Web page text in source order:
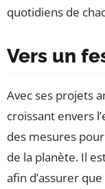
quotidiens de
Vers un
Avec ses projets
croissant envers
des mesures
de la planète. Il
afin d’assurer